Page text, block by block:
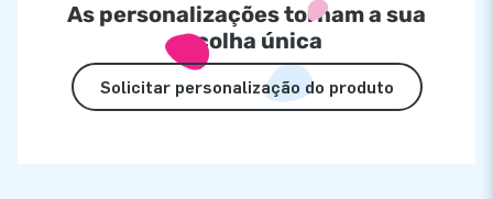
As personalizações tornam a sua
escolha única
Solicitar personalização do produto